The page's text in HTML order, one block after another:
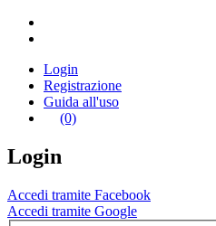
Login
Registrazione
Guida all'uso
(0)
Login
Accedi tramite Facebook
Accedi tramite Google